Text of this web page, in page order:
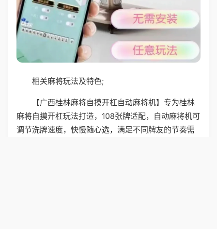
相关麻将玩法及特色;
【广西桂林麻将自摸开杠自动麻将机】专为桂林
麻将自摸开杠玩法打造，108张牌适配，自动麻将机可
调节洗牌速度，快慢随心选，满足不同牌友的节奏需